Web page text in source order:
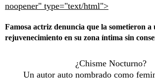
noopener" type="text/html">
Famosa actriz denuncia que la sometieron a
rejuvenecimiento en su zona íntima sin
¿Chisme Nocturno?
Un autor auto nombrado como